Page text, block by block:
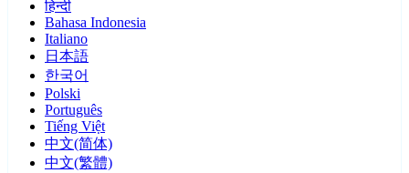
हिन्दी
Bahasa Indonesia
Italiano
日本語
한국어
Polski
Português
Tiếng Việt
中文(简体)
中文(繁體)